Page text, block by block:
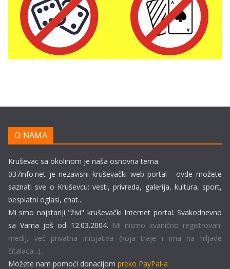
O NAMA
Kruševac sa okolinom je naša osnovna tema.
037info.net je nezavisni kruševački web portal - ovde možete
saznati sve o Kruševcu: vesti, privreda, galerija, kultura, sport,
besplatni oglasi, chat...
Mi smo najstariji "živi" kruševački Internet portal. Svakodnevno
sa Vama još od 12.03.2004. Mi nismo zvanično registrovani
medij, već privatna inicijativa (koja traje i ima na hiljade
čitalaca...).
Možete nam pomoći donacijom preko PayPal-a